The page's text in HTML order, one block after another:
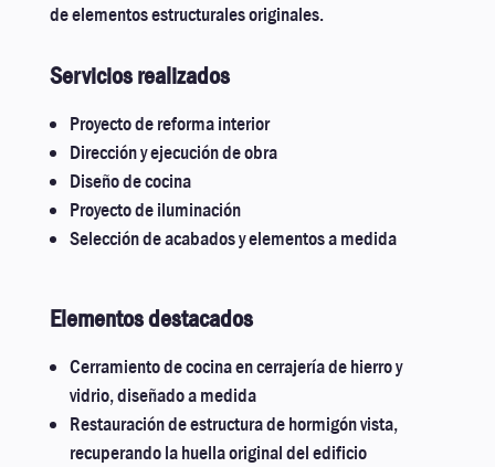
de elementos estructurales originales.
Servicios realizados
Proyecto de reforma interior
Dirección y ejecución de obra
Diseño de cocina
Proyecto de iluminación
Selección de acabados y elementos a medida
Elementos destacados
Cerramiento de cocina en cerrajería de hierro y
vidrio, diseñado a medida
Restauración de estructura de hormigón vista,
recuperando la huella original del edificio